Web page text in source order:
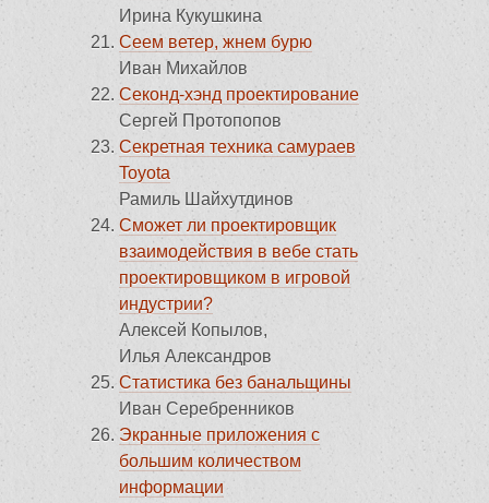
Ирина Кукушкина
Сеем ветер, жнем бурю
Иван Михайлов
Секонд-хэнд проектирование
Сергей Протопопов
Секретная техника самураев
Toyota
Рамиль Шайхутдинов
Сможет ли проектировщик
взаимодействия в вебе стать
проектировщиком в игровой
индустрии?
Алексей Копылов,
Илья Александров
Статистика без банальщины
Иван Серебренников
Экранные приложения с
большим количеством
информации